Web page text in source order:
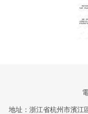
地址：浙江省杭州市濱江